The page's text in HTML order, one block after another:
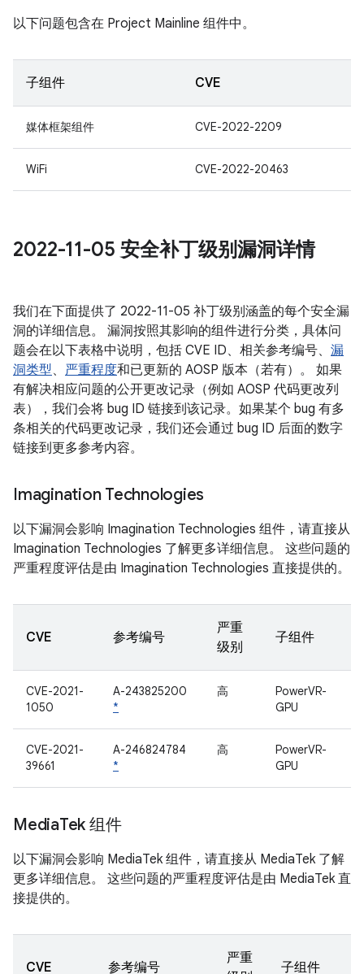
以下问题包含在 Project Mainline 组件中。
子组件 CVE
媒体框架组件 CVE-2022-2209
WiFi CVE-2022-20463
2022-11-05 安全补丁级别漏洞详情
我们在下面提供了 2022-11-05 补丁级别涵盖的每个安全漏
洞的详细信息。 漏洞按照其影响的组件进行分类，具体问
题会在以下表格中说明，包括 CVE ID、相关参考编号、 漏
洞类型、 严重程度和已更新的 AOSP 版本（若有）。 如果
有解决相应问题的公开更改记录（例如 AOSP 代码更改列
表），我们会将 bug ID 链接到该记录。如果某个 bug 有多
条相关的代码更改记录，我们还会通过 bug ID 后面的数字
链接到更多参考内容。
Imagination Technologies
以下漏洞会影响 Imagination Technologies 组件，请直接从
Imagination Technologies 了解更多详细信息。 这些问题的
严重程度评估是由 Imagination Technologies 直接提供的。
CVE 参考编号
严重
级别
子组件
CVE-2021-
1050
A-243825200
*
高
PowerVR-
GPU
CVE-2021-
39661
A-246824784
*
高
PowerVR-
GPU
MediaTek 组件
以下漏洞会影响 MediaTek 组件，请直接从 MediaTek 了解
更多详细信息。 这些问题的严重程度评估是由 MediaTek 直
接提供的。
CVE 参考编号
严重
子组件